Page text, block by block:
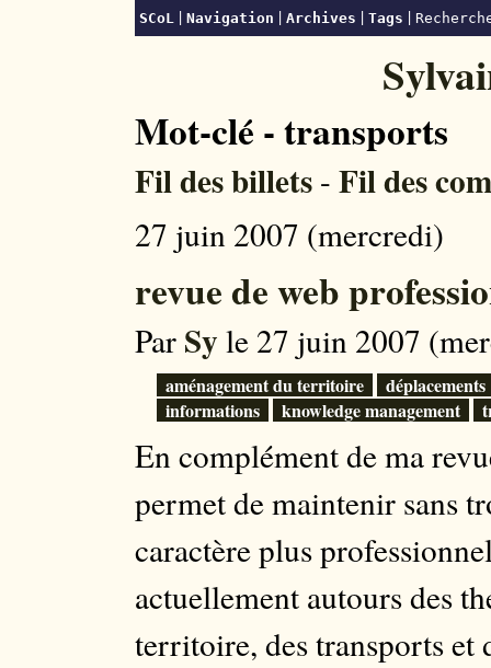
SCoL |Navigation |Archives |Tags |
Mot-clé - transports
Fil des billets- Fil des
27 juin 2007 (mercredi)
revue de web
Par Sy le 27 juin 2007
aménagement du territoire
déplacements
informations
knowledge management
En complément de ma
permet de maintenir sans
caractère plus
actuellement autours des
territoire, des transports et